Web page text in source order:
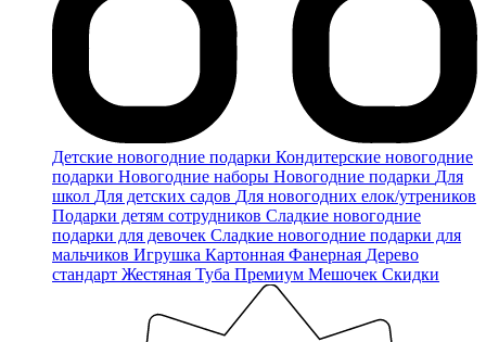
Детские новогодние подарки Кондитерские новогодние
подарки Новогодние наборы Новогодние подарки Для
школ Для детских садов Для новогодних елок/утреников
Подарки детям сотрудников Сладкие новогодние
подарки для девочек Сладкие новогодние подарки для
мальчиков Игрушка Картонная Фанерная Дерево
стандарт Жестяная Туба Премиум Мешочек Скидки